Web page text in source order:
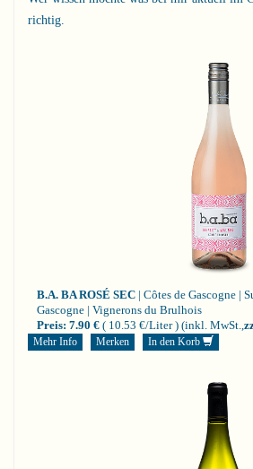
richtig.
B.A. BA ROSÉ SEC | Côtes de Gascogne |
Gascogne | Vignerons du Brulhois
Preis: 7.90 € ( 10.53 €/Liter ) (inkl. MwSt.,
Mehr Info Merken In den Korb